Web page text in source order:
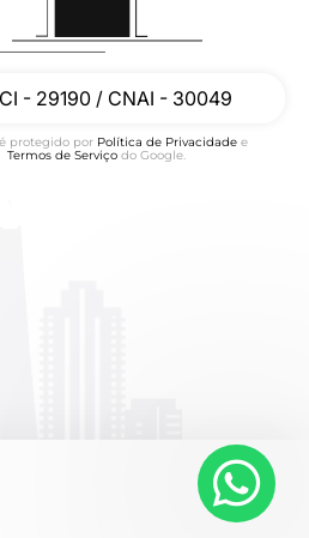
- 29190 / CNAI - 30049
protegido por Política de Privacidade e
Termos de Serviçodo Google.